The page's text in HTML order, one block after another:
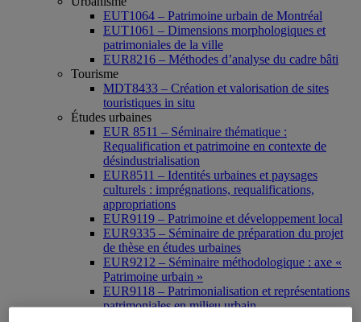
EUT1064 – Patrimoine urbain de Montréal
EUT1061 – Dimensions morphologiques et
patrimoniales de la ville
EUR8216 – Méthodes d’analyse du cadre bâti
Tourisme
MDT8433 – Création et valorisation de sites
touristiques in situ
Études urbaines
EUR 8511 – Séminaire thématique :
Requalification et patrimoine en contexte de
désindustrialisation
EUR8511 – Identités urbaines et paysages
culturels : imprégnations, requalifications,
appropriations
EUR9119 – Patrimoine et développement local
EUR9335 – Séminaire de préparation du projet
de thèse en études urbaines
EUR9212 – Séminaire méthodologique : axe «
Patrimoine urbain »
EUR9118 – Patrimonialisation et représentations
patrimoniales en milieu urbain